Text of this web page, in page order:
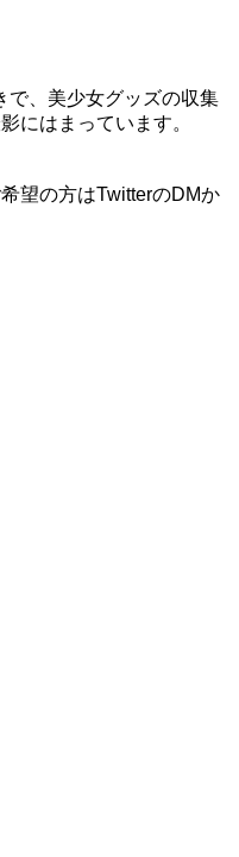
で、美少女グッズの収集
にはまっています。
望の方はTwitterのDMか